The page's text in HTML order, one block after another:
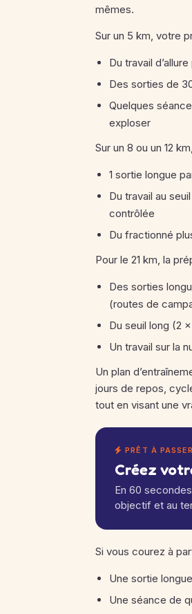
mêmes.
Sur un 5 km, votre
Du travail
Des sorties de
Quelques
exploser
Sur un 8 ou un 12
1 sortie longue
Du travail au
contrôlée
Du fractionné
Pour le 21 km, la
Des sorties
(routes de
Du seuil long (2
Un travail sur la
Un plan
jours de repos,
tout en visant une
PRÊT À
Créez
En 60
objectif et au
Si vous courez à
Une sortie
Une séance de